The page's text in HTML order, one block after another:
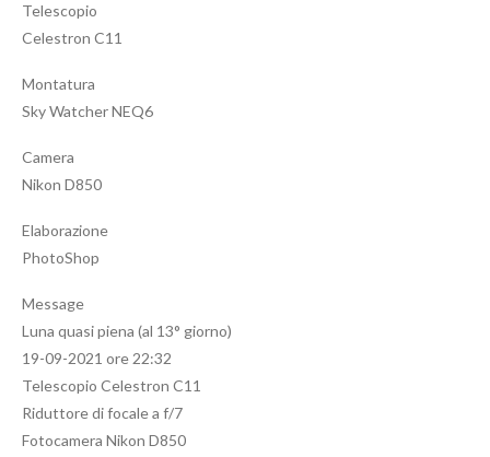
Telescopio
Celestron C11
Montatura
Sky Watcher NEQ6
Camera
Nikon D850
Elaborazione
PhotoShop
Message
Luna quasi piena (al 13° giorno)
19-09-2021 ore 22:32
Telescopio Celestron C11
Riduttore di focale a f/7
Fotocamera Nikon D850